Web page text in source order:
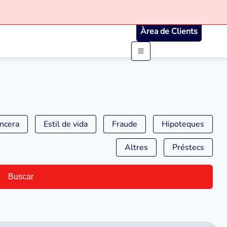
Àrea de Clients
Estil de vida Fraude Hipoteques
Altres Préstecs
Buscar